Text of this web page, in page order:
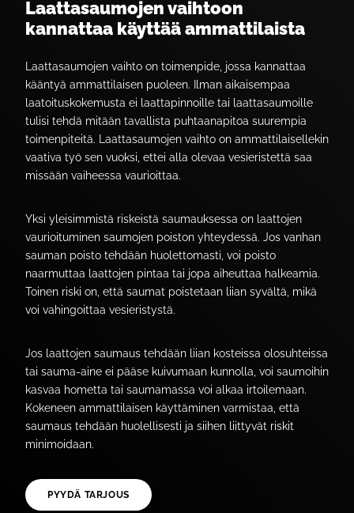
Laattasaumojen vaihtoon
kannattaa käyttää ammattilaista
Laattasaumojen vaihto on toimenpide, jossa kannattaa
kääntyä ammattilaisen puoleen. Ilman aikaisempaa
laatoituskokemusta ei laattapinnoille tai laattasaumoille
tulisi tehdä mitään tavallista puhtaanapitoa suurempia
toimenpiteitä. Laattasaumojen vaihto on ammattilaisellekin
vaativa työ sen vuoksi, ettei alla olevaa vesieristettä saa
missään vaiheessa vaurioittaa.
Yksi yleisimmistä riskeistä saumauksessa on laattojen
vaurioituminen saumojen poiston yhteydessä. Jos vanhan
sauman poisto tehdään huolettomasti, voi poisto
naarmuttaa laattojen pintaa tai jopa aiheuttaa halkeamia.
Toinen riski on, että saumat poistetaan liian syvältä, mikä
voi vahingoittaa vesieristystä.
Jos laattojen saumaus tehdään liian kosteissa olosuhteissa
tai sauma-aine ei pääse kuivumaan kunnolla, voi saumoihin
kasvaa hometta tai saumamassa voi alkaa irtoilemaan.
Kokeneen ammattilaisen käyttäminen varmistaa, että
saumaus tehdään huolellisesti ja siihen liittyvät riskit
minimoidaan.
PYYDÄ TARJOUS